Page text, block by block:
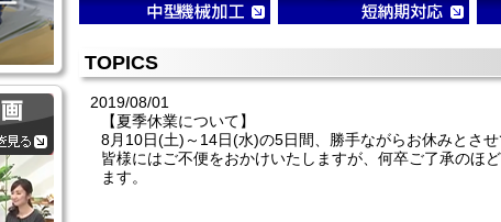
TOPICS
2019/08/01
【夏季休業について】
8月10日(土)～14日(水)の5日間、勝手ながらお休みとさ
皆様にはご不便をおかけいたしますが、何卒ご了承のほ
ます。